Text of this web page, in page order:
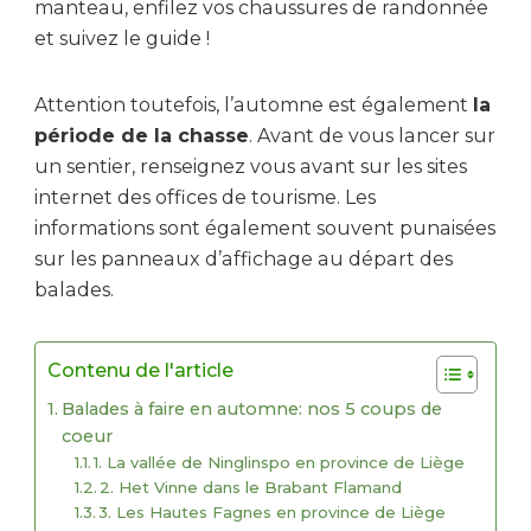
manteau, enfilez vos chaussures de randonnée
et suivez le guide !
Attention toutefois, l’automne est également la
période de la chasse. Avant de vous lancer sur
un sentier, renseignez vous avant sur les sites
internet des offices de tourisme. Les
informations sont également souvent punaisées
sur les panneaux d’affichage au départ des
balades.
Contenu de l'article
Balades à faire en automne: nos 5 coups de
coeur
1. La vallée de Ninglinspo en province de Liège
2. Het Vinne dans le Brabant Flamand
3. Les Hautes Fagnes en province de Liège